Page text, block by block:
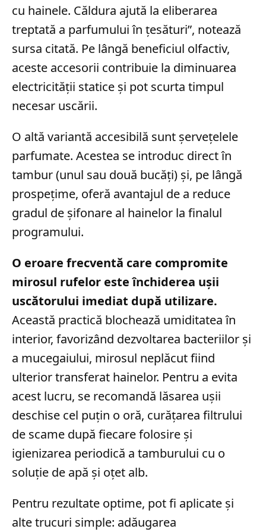
cu hainele. Căldura ajută la eliberarea
treptată a parfumului în țesături”, notează
sursa citată. Pe lângă beneficiul olfactiv,
aceste accesorii contribuie la diminuarea
electricității statice și pot scurta timpul
necesar uscării.
O altă variantă accesibilă sunt șervețelele
parfumate. Acestea se introduc direct în
tambur (unul sau două bucăți) și, pe lângă
prospețime, oferă avantajul de a reduce
gradul de șifonare al hainelor la finalul
programului.
O eroare frecventă care compromite
mirosul rufelor este închiderea ușii
uscătorului imediat după utilizare.
Această practică blochează umiditatea în
interior, favorizând dezvoltarea bacteriilor și
a mucegaiului, mirosul neplăcut fiind
ulterior transferat hainelor. Pentru a evita
acest lucru, se recomandă lăsarea ușii
deschise cel puțin o oră, curățarea filtrului
de scame după fiecare folosire și
igienizarea periodică a tamburului cu o
soluție de apă și oțet alb.
Pentru rezultate optime, pot fi aplicate și
alte trucuri simple: adăugarea